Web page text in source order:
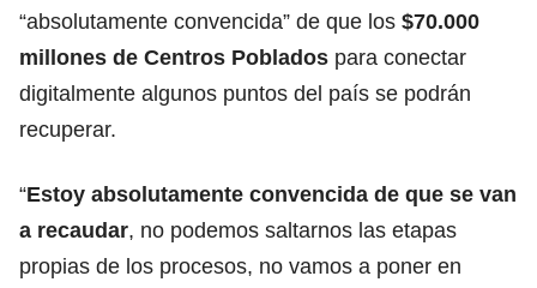
“absolutamente convencida” de que los $70.000
millones de Centros Poblados para conectar
digitalmente algunos puntos del país se podrán
recuperar.
“Estoy absolutamente convencida de que se van
a recaudar, no podemos saltarnos las etapas
propias de los procesos, no vamos a poner en